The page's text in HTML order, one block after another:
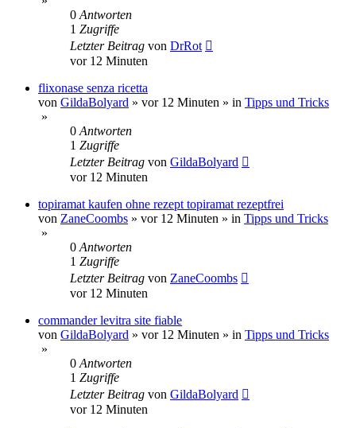
0 Antworten
1 Zugriffe
Letzter Beitrag von DrRot
vor 12 Minuten
flixonase senza ricetta
von GildaBolyard » vor 12 Minuten » in Tipps und Tricks
»
0 Antworten
1 Zugriffe
Letzter Beitrag von GildaBolyard
vor 12 Minuten
topiramat kaufen ohne rezept topiramat rezeptfrei
von ZaneCoombs » vor 12 Minuten » in Tipps und Tricks
»
0 Antworten
1 Zugriffe
Letzter Beitrag von ZaneCoombs
vor 12 Minuten
commander levitra site fiable
von GildaBolyard » vor 12 Minuten » in Tipps und Tricks
»
0 Antworten
1 Zugriffe
Letzter Beitrag von GildaBolyard
vor 12 Minuten